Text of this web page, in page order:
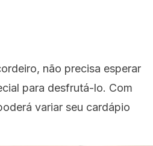
não precisa esperar
para desfrutá-lo. Com
variar seu cardápio